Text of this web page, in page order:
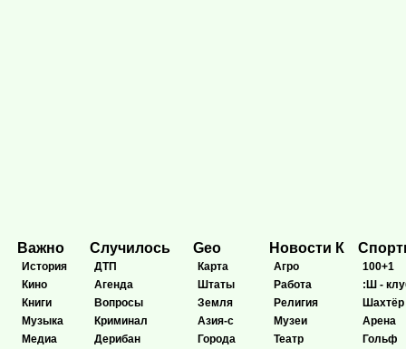
Важно
История
Кино
Книги
Музыка
Медиа
Случилось
ДТП
Агенда
Вопросы
Криминал
Дерибан
Geo
Карта
Штаты
Земля
Азия-с
Города
Новости К
Агро
Работа
Религия
Музеи
Театр
100+1
:Ш -
Шахтёр
Арена
Гольф